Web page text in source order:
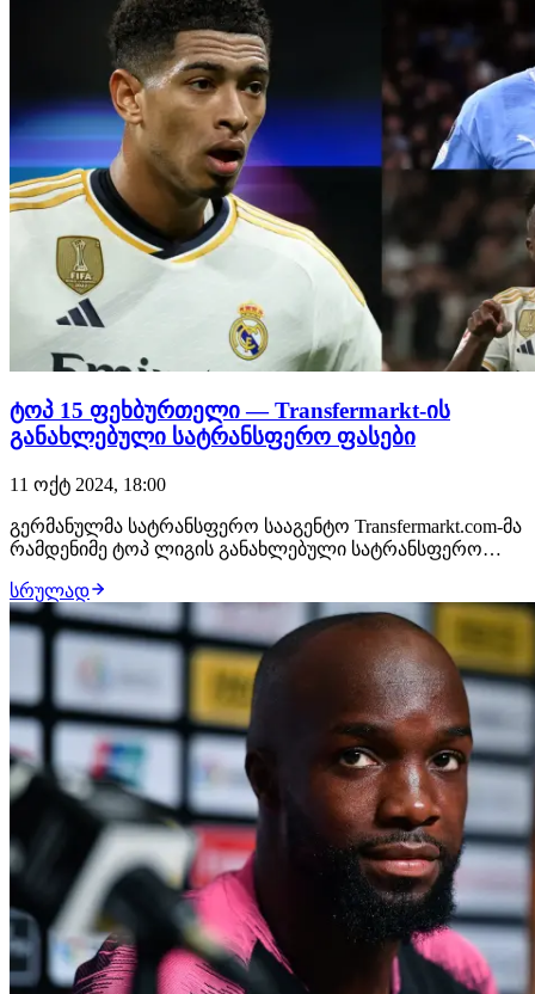
ტოპ 15 ფეხბურთელი — Transfermarkt-ის
განახლებული სატრანსფერო ფასები
11 ოქტ 2024, 18:00
გერმანულმა სატრანსფერო სააგენტო Transfermarkt.com-მა
რამდენიმე ტოპ ლიგის განახლებული სატრანსფერო
მონაცემით, შეიცვალა ტოპ სამეული და ახლა უკვე
პირველ ადგილს ორი ფეხბურთელი იყოფს.გთავაზობთ
განახლებულ სატრანსფერო ღირებულებებს — ტოპ 15…
სრულად